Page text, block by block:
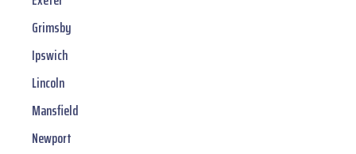
Grimsby
Ipswich
Lincoln
Mansfield
Newport